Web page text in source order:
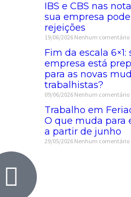
IBS e CBS nas
sua empresa
rejeições
19/06/2026 Nenhum comentário
Fim da escala 6×1:
empresa está
para as novas
trabalhistas?
09/06/2026 Nenhum comentário
Trabalho em
O que muda para
a partir de junho
29/05/2026 Nenhum comentário